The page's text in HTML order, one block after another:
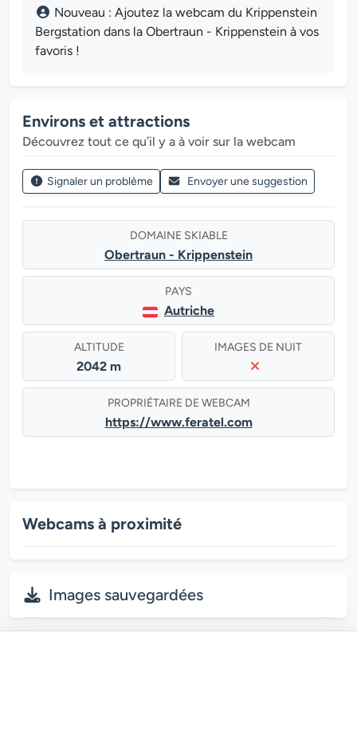
Nouveau : Ajoutez la webcam du Krippenstein
Bergstation dans la Obertraun - Krippenstein à vos
favoris !
Environs et attractions
Découvrez tout ce qu’il y a à voir sur la webcam
Signaler un problème Envoyer une suggestion
DOMAINE SKIABLE
Obertraun - Krippenstein
PAYS
Autriche
ALTITUDE
2042 m
IMAGES DE NUIT
PROPRIÉTAIRE DE WEBCAM
https://www.feratel.com
Webcams à proximité
Images sauvegardées